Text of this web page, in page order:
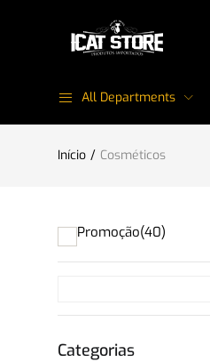
All Departments
Início Cosméticos
Promoção(40)
Categorias